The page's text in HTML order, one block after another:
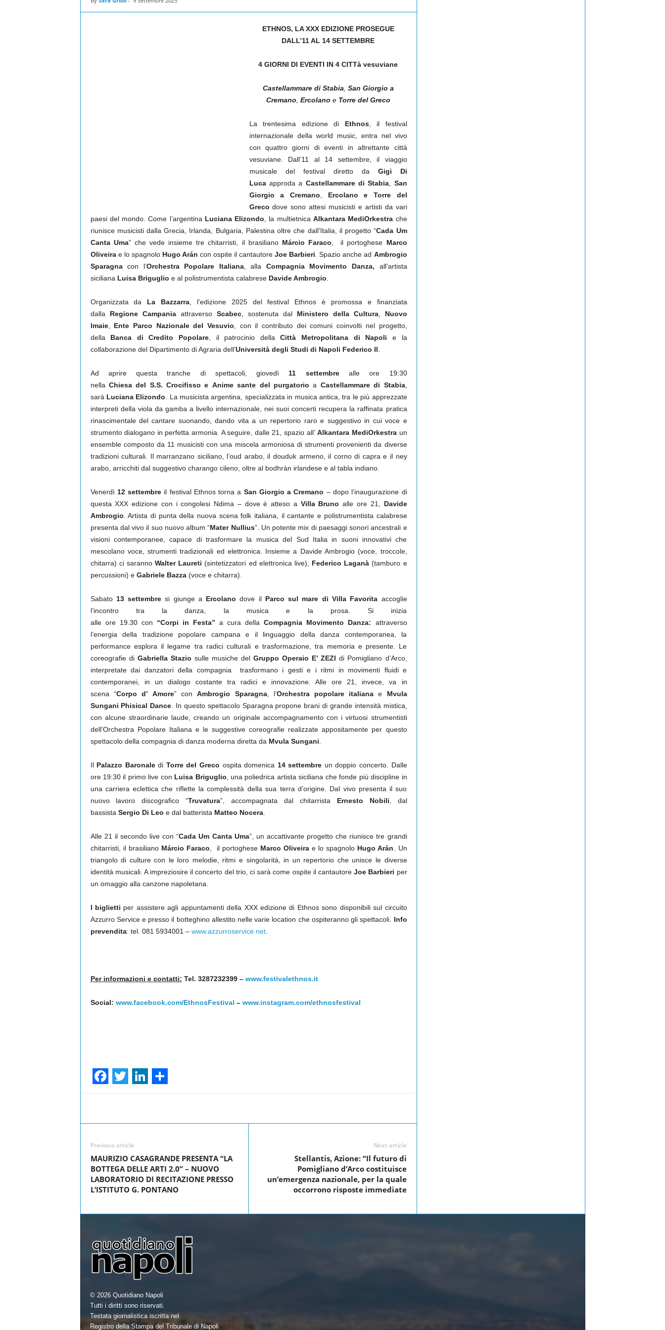
ETHNOS, LA XXX EDIZIONE PROSEGUE
DALL’11 AL 14 SETTEMBRE
4 GIORNI DI EVENTI IN 4 CITTà vesuviane
Castellammare di Stabia San Giorgio a
Cremano Ercolano eTorre del Greco
La trentesima edizione di Ethnos, il festival
internazionale della world music, entra nel vivo
con quattro giorni di eventi in altrettante città
vesuviane. Dall’11 al 14 settembre, il viaggio
musicale del festival diretto da Gigi Di
Lucaapproda a Castellammare di Stabia
San
Giorgio a Cremano
Ercolano
e Torre del
Greco dove sono attesi musicisti e artisti da vari
paesi del mondo. Come l’argentina Luciana Elizondo , la multietnica Alkantara MediOrkestra che
riunisce musicisti dalla Grecia, Irlanda, Bulgaria, Palestina oltre che dall’Italia, il progetto “Cada Um
Canta Uma” che vede insieme tre chitarristi, il brasiliano Márcio Faraco , il portoghese Marco
Oliveirae lo spagnolo Hugo Arán con ospite il cantautoreJoe Barbieri . Spazio anche ad Ambrogio
Sparagnacon l’Orchestra Popolare Italiana, alla Compagnia Movimento Danza, all’artista
siciliana Luisa Briguglio e al polistrumentista calabrese Davide Ambrogio
Organizzata da La Bazzarra , l’edizione 2025 del festival Ethnos è promossa e finanziata
dalla Regione Campaniaattraverso Scabec, sostenuta dal Ministero della Cultura, Nuovo
Imaie, Ente Parco Nazionale del Vesuvio , con il contributo dei comuni coinvolti nel progetto,
della Banca di Credito Popolare, il patrocinio dellaCittà Metropolitana di Napoli e la
collaborazione del Dipartimento di Agraria dell’Università degli Studi di Napoli Federico II
Ad aprire questa tranche di spettacoli, giovedì 11 settembrealle ore 19:30
nella Chiesa del S.S. Crocifisso e Anime sante del purgatorioa Castellammare di Stabia,
sarà Luciana Elizondo . La musicista argentina, specializzata in musica antica, tra le più apprezzate
interpreti della viola da gamba a livello internazionale, nei suoi concerti recupera la raffinata pratica
rinascimentale del cantare suonando, dando vita a un repertorio raro e suggestivo in cui voce e
strumento dialogano in perfetta armonia. A seguire, dalle 21, spazio all’Alkantara MediOrkestraun
ensemble composto da 11 musicisti con una miscela armoniosa di strumenti provenienti da diverse
tradizioni culturali. Il marranzano siciliano, l’oud arabo, il douduk armeno, il corno di capra e il ney
arabo, arricchiti dal suggestivo charango cileno, oltre al bodhràn irlandese e al tabla indiano.
Venerdì 12 settembre il festival Ethnos torna a San Giorgio a Cremano – dopo l’inaugurazione di
questa XXX edizione con i congolesi Ndima – dove è atteso a Villa Bruno alle ore 21, Davide
Ambrogio . Artista di punta della nuova scena folk italiana, il cantante e polistrumentista calabrese
presenta dal vivo il suo nuovo album “Mater Nullius”. Un potente mix di paesaggi sonori ancestrali e
visioni contemporanee, capace di trasformare la musica del Sud Italia in suoni innovativi che
mescolano voce, strumenti tradizionali ed elettronica. Insieme a Davide Ambrogio (voce, troccole,
chitarra) ci saranno Walter Laureti (sintetizzatori ed elettronica live), Federico Laganà (tamburo e
percussioni) e Gabriele Bazza(voce e chitarra).
Sabato 13 settembre si giunge a Ercolano dove il Parco sul mare di Villa Favorita accoglie
l’incontro tra la danza, la musica e la prosa. Si inizia
alle ore 19.30 con “Corpi in Festa”a cura dellaCompagnia Movimento Danza: attraverso
l’energia della tradizione popolare campana e il linguaggio della danza contemporanea, la
performance esplora il legame tra radici culturali e trasformazione, tra memoria e presente. Le
coreografie di Gabriella Stazio sulle musiche delGruppo Operaio E’ ZEZI di Pomigliano d’Arco,
interpretate dai danzatori della compagnia trasformano i gesti e i ritmi in movimenti fluidi e
contemporanei, in un dialogo costante tra radici e innovazione. Alle ore 21, invece, va in
scena
“Corpo d’ Amore” conAmbrogio Sparagna, l’Orchestra popolare italiana e Mvula
Sungani Phisical Dance . In questo spettacolo Sparagna propone brani di grande intensità mistica,
con alcune straordinarie laude, creando un originale accompagnamento con i virtuosi strumentisti
dell’Orchestra Popolare Italiana e le suggestive coreografie realizzate appositamente per questo
spettacolo della compagnia di danza moderna diretta da Mvula Sungani
Il Palazzo Baronaledi Torre del Greco ospita domenica 14 settembre un doppio concerto. Dalle
ore 19:30 il primo live con Luisa Briguglio , una poliedrica artista siciliana che fonde più discipline in
una carriera eclettica che riflette la complessità della sua terra d’origine. Dal vivo presenta il suo
nuovo lavoro discografico “Truvatura”, accompagnata dal chitarrista Ernesto Nobili , dal
bassista Sergio Di Leo e dal batterista Matteo Nocera.
Alle 21 il secondo live con “Cada Um Canta Uma”, un accattivante progetto che riunisce tre grandi
chitarristi, il brasiliano Márcio Faraco , il portoghese Marco Oliveira e lo spagnolo Hugo Arán . Un
triangolo di culture con le loro melodie, ritmi e singolarità, in un repertorio che unisce le diverse
identità musicali. A impreziosire il concerto del trio, ci sarà come ospite il cantautoreJoe Barbieri per
un omaggio alla canzone napoletana.
I biglietti per assistere agli appuntamenti della XXX edizione di Ethnos sono disponibili sul circuito
Azzurro Service e presso il botteghino allestito nelle varie location che ospiteranno gli spettacoli. Info
prevendita: tel. 081 5934001 – www.azzurroservice.net.
Per informazioni e contatti: Tel. 3287232399 – www.festivalethnos.it
Social: www.facebook.com/EthnosFestival – www.instagram.com/ethnosfestival
F
c
e
b
o
o
T
i
t
t
e
r
L
n
k
e
d
I
S
a
e
Previous article
MAURIZIO CASAGRANDE PRESENTA “LA
BOTTEGA DELLE ARTI 2.0” – NUOVO
LABORATORIO DI RECITAZIONE PRESSO
L’ISTITUTO G. PONTANO
Next article
Stellantis, Azione: “Il futuro di
Pomigliano d’Arco costituisce
un’emergenza nazionale, per la quale
occorrono risposte immediate
© 2026 Quotidiano Napoli
Tutti i diritti sono riservati.
Testata giornalistica iscritta nel
Registro della Stampa del Tribunale di Napoli